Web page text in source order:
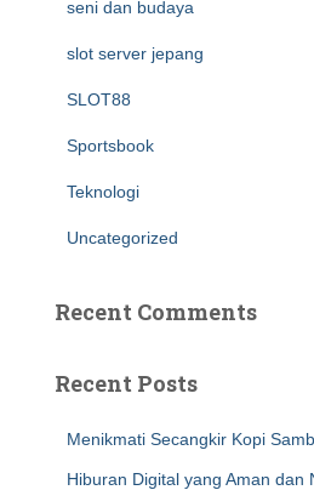
seni dan budaya
slot server jepang
SLOT88
Sportsbook
Teknologi
Uncategorized
Recent Comments
Recent Posts
Menikmati Secangkir Kopi
Hiburan Digital yang Aman dan